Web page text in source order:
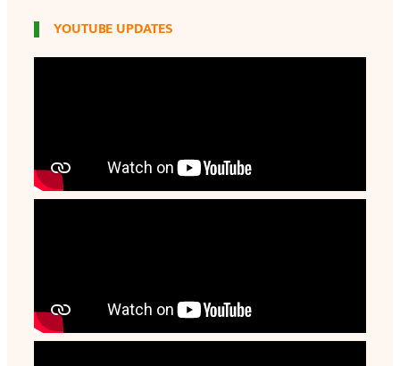
YOUTUBE UPDATES